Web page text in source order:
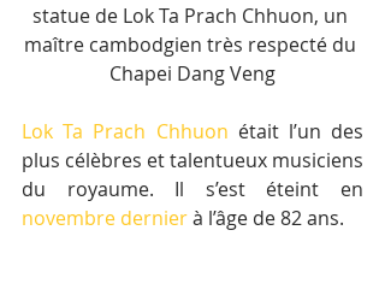
statue de Lok Ta Prach Chhuon, un
maître cambodgien très respecté du
Chapei Dang Veng
Lok Ta Prach Chhuon était l’un des
plus célèbres et talentueux musiciens
novembre dernier à l’âge de 82 ans.